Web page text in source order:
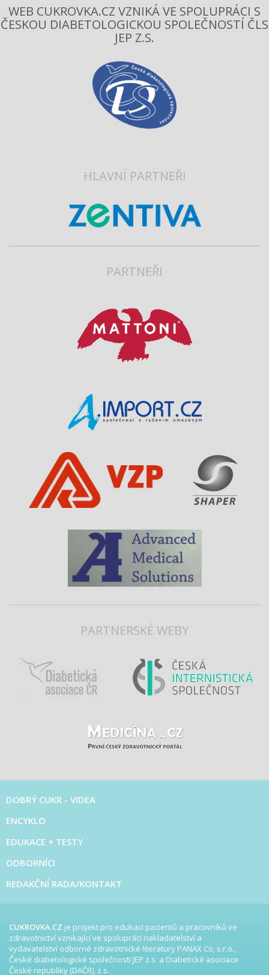
WEB CUKROVKA.CZ VZNIKÁ VE SPOLUPRÁCI S
ČESKOU DIABETOLOGICKOU SPOLEČNOSTÍ ČLS
JEP Z.S.
HLAVNÍ PARTNEŘI
PARTNEŘI
PARTNERSKÉ WEBY
DOBRÝ CUKR - VIDEA
ENCYKLO
EDUKACE + TESTY
ODBORNÍCI
REDAKČNÍ RADA/KONTAKT
CUKROVKA.CZ je projekt pro edukaci pacientů a pracovníků ve
zdravotnictví vznikající ve spolupráci nakladatelství a
vydavatelství odborné zdravotnické literatury PANAX Co, s.r.o.,
České diabetologické společnosti JEP z.s. a Diabetické asociace
České republiky (DAČR), z.s.